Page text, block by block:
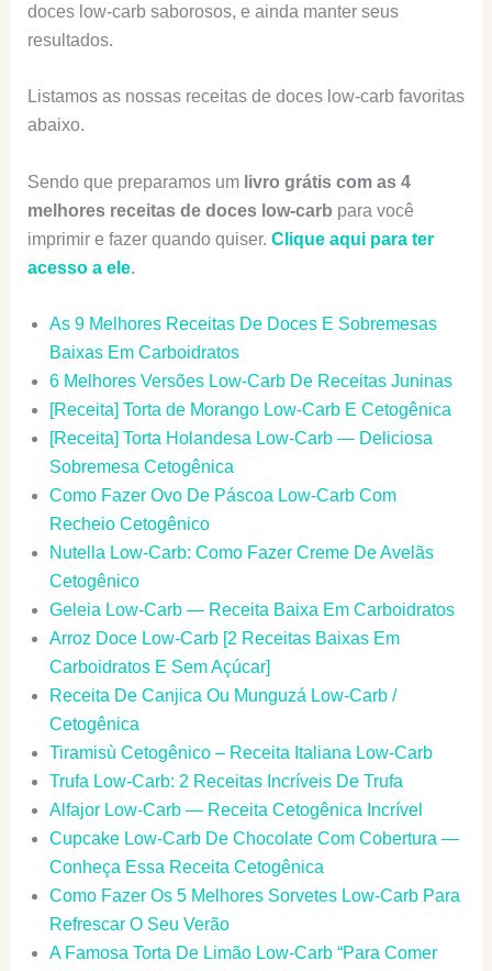
doces low-carb saborosos, e ainda manter seus
resultados.
Listamos as nossas receitas de doces low-carb favoritas
abaixo.
Sendo que preparamos um livro grátis com as 4
melhores receitas de doces low-carb para você
imprimir e fazer quando quiser. Clique aqui para ter
acesso a ele.
As 9 Melhores Receitas De Doces E Sobremesas
Baixas Em Carboidratos
6 Melhores Versões Low-Carb De Receitas Juninas
[Receita] Torta de Morango Low-Carb E Cetogênica
[Receita] Torta Holandesa Low-Carb — Deliciosa
Sobremesa Cetogênica
Como Fazer Ovo De Páscoa Low-Carb Com
Recheio Cetogênico
Nutella Low-Carb: Como Fazer Creme De Avelãs
Cetogênico
Geleia Low-Carb — Receita Baixa Em Carboidratos
Arroz Doce Low-Carb [2 Receitas Baixas Em
Carboidratos E Sem Açúcar]
Receita De Canjica Ou Munguzá Low-Carb /
Cetogênica
Tiramisù Cetogênico – Receita Italiana Low-Carb
Trufa Low-Carb: 2 Receitas Incríveis De Trufa
Alfajor Low-Carb — Receita Cetogênica Incrível
Cupcake Low-Carb De Chocolate Com Cobertura —
Conheça Essa Receita Cetogênica
Como Fazer Os 5 Melhores Sorvetes Low-Carb Para
Refrescar O Seu Verão
A Famosa Torta De Limão Low-Carb “Para Comer